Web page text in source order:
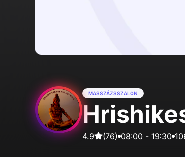
MASSZÁZSSZALON
4.9 (76) 08:00- 19:30